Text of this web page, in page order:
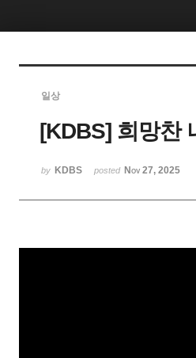
일상
[KDBS] 희망찬
by KDBS posted Nov 27, 2025
5
5